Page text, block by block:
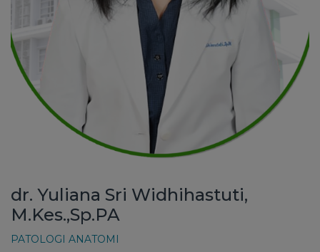
dr. Yuliana Sri Widhihastuti,
M.Kes.,Sp.PA
PATOLOGI ANATOMI